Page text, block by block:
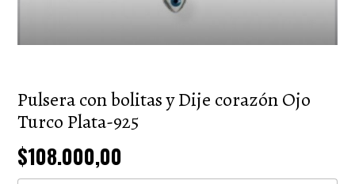
Pulsera con bolitas y Dije corazón Ojo
Turco Plata-925
$108.000,00